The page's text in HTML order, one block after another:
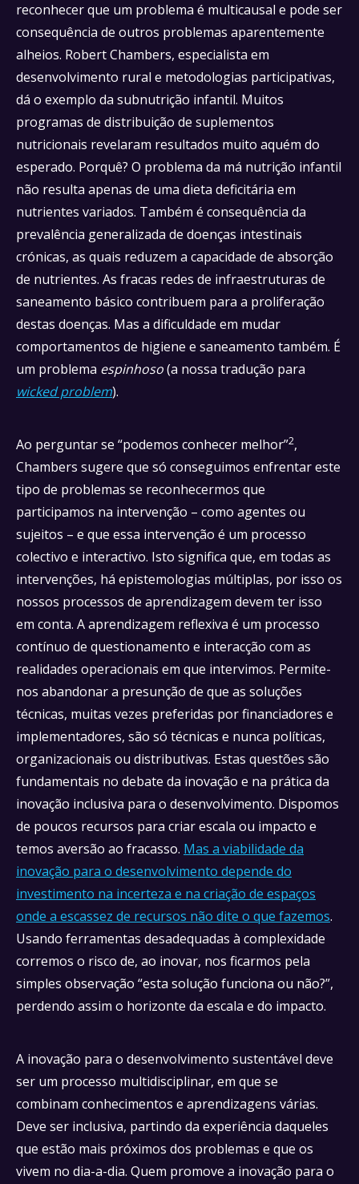
reconhecer que um problema é multicausal e pode ser
consequência de outros problemas aparentemente
alheios. Robert Chambers, especialista em
desenvolvimento rural e metodologias participativas,
dá o exemplo da subnutrição infantil. Muitos
programas de distribuição de suplementos
nutricionais revelaram resultados muito aquém do
esperado. Porquê? O problema da má nutrição infantil
não resulta apenas de uma dieta deficitária em
nutrientes variados. Também é consequência da
prevalência generalizada de doenças intestinais
crónicas, as quais reduzem a capacidade de absorção
de nutrientes. As fracas redes de infraestruturas de
saneamento básico contribuem para a proliferação
destas doenças. Mas a dificuldade em mudar
comportamentos de higiene e saneamento também. É
um problema espinhoso(a nossa tradução para
wicked problem).
Ao perguntar se “podemos conhecer melhor”2,
Chambers sugere que só conseguimos enfrentar este
tipo de problemas se reconhecermos que
participamos na intervenção – como agentes ou
sujeitos – e que essa intervenção é um processo
colectivo e interactivo. Isto significa que, em todas as
intervenções, há epistemologias múltiplas, por isso os
nossos processos de aprendizagem devem ter isso
em conta. A aprendizagem reflexiva é um processo
contínuo de questionamento e interacção com as
realidades operacionais em que intervimos. Permite-
nos abandonar a presunção de que as soluções
técnicas, muitas vezes preferidas por financiadores e
implementadores, são só técnicas e nunca políticas,
organizacionais ou distributivas. Estas questões são
fundamentais no debate da inovação e na prática da
inovação inclusiva para o desenvolvimento. Dispomos
de poucos recursos para criar escala ou impacto e
temos aversão ao fracasso. Mas a viabilidade da
inovação para o desenvolvimento depende do
investimento na incerteza e na criação de espaços
onde a escassez de recursos não dite o que fazemos.
Usando ferramentas desadequadas à complexidade
corremos o risco de, ao inovar, nos ficarmos pela
simples observação “esta solução funciona ou não?”,
perdendo assim o horizonte da escala e do impacto.
A inovação para o desenvolvimento sustentável deve
ser um processo multidisciplinar, em que se
combinam conhecimentos e aprendizagens várias.
Deve ser inclusiva, partindo da experiência daqueles
que estão mais próximos dos problemas e que os
vivem no dia-a-dia. Quem promove a inovação para o